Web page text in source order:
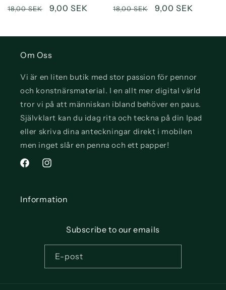
Ordinarie
18,00 SEK Försäljningspris
9,00 SEK
Ordinarie
18,00 SEK Försäljningspris
9,00 SEK
Om Oss
Vi är en liten butik med stor passion för pennor
och konstnärsmaterial. I en allt mer digital värld
tror vi på att människan ibland behöver en paus.
Självklart kan du idag rita och teckna på din Ipad
eller skriva dina anteckningar direkt i mobilen
men inget slår en penna och ett papper!
FacebookInstagram
Information
Subscribe to our emails
E-post